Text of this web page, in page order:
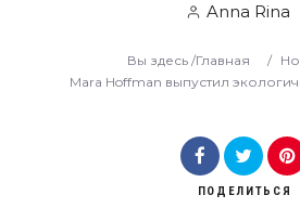
Anna Rina
Вы здесь /Главная /
Mara Hoffman выпустил
ПОДЕЛИТЬСЯ